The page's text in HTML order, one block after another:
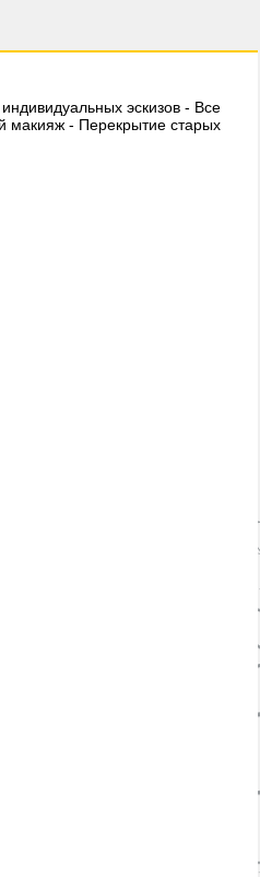
эскизов - Все
макияж - Перекрытие старых